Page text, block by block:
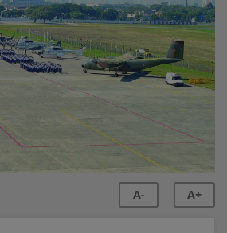
A- A+